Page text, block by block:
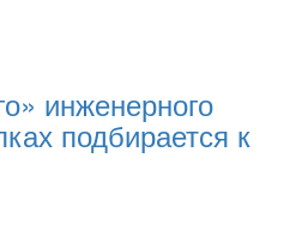
инженерного
подбирается к